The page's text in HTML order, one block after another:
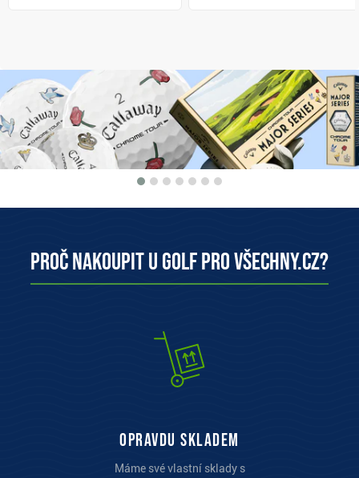
Proč nakoupit u Golf pro všechny.cz?
opravdu skladem
Máme své vlastní sklady s